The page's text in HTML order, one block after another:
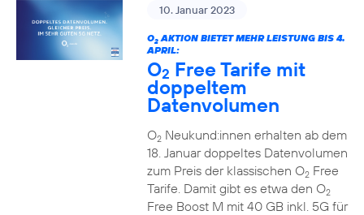
10. Januar 2023
O2AKTION BIETET MEHR LEISTUNG BIS 4.
APRIL:
O2 Free Tarife mit
doppeltem
Datenvolumen
O2Neukund:innen erhalten ab dem
18. Januar doppeltes Datenvolumen
zum Preis der klassischen O2Free
Tarife. Damit gibt es etwa den O2
Free Boost M mit 40 GB inkl. 5G für